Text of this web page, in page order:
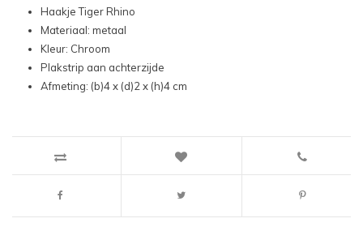
Haakje Tiger Rhino
Materiaal: metaal
Kleur: Chroom
Plakstrip aan achterzijde
Afmeting: (b)4 x (d)2 x (h)4 cm